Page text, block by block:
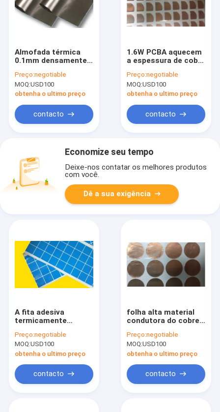
Almofada térmica
0.1mm densamente
do calor elevado
centígrados
Preço:negotiable
MOQ:USD100
obtenha o ultimo preço
contacto
1.6W PCBA aquecem
a espessura de cobre
da fita 0.1mm da
folha
Preço:negotiable
MOQ:USD100
obtenha o ultimo preço
contacto
Economize seu tempo
Deixe-nos contatar os melhores produtos
com você.
Dê a sua exigência
A fita adesiva
termicamente
E236040 do quadrado
aprovou 1.6W/Mk
Preço:negotiable
MOQ:USD100
obtenha o ultimo preço
contacto
folha alta material
condutora do cobre
térmica do calor
0.075mm do metal
0.8W
Preço:negotiable
MOQ:USD100
obtenha o ultimo preço
contacto